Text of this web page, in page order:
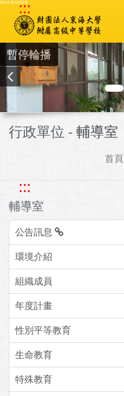
跳到主要內容區塊
:::
暫停輪播
行政單位 - 輔導室
首頁
:::
輔導室
公告訊息
環境介紹
組織成員
年度計畫
性別平等教育
生命教育
特殊教育